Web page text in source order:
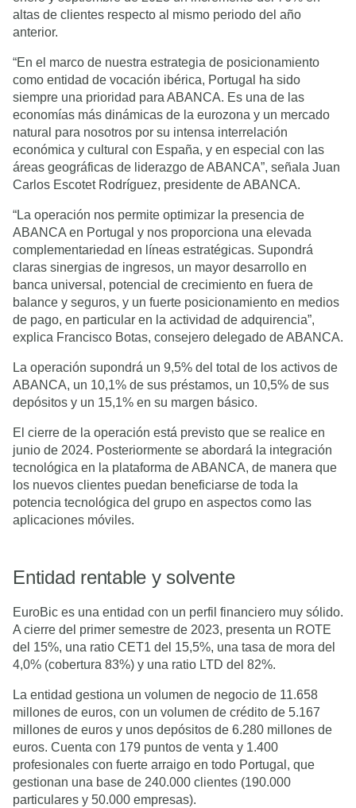
altas de clientes respecto al mismo periodo del año
anterior.
“En el marco de nuestra estrategia de posicionamiento
como entidad de vocación ibérica, Portugal ha sido
siempre una prioridad para ABANCA. Es una de las
economías más dinámicas de la eurozona y un mercado
natural para nosotros por su intensa interrelación
económica y cultural con España, y en especial con las
áreas geográficas de liderazgo de ABANCA”, señala Juan
Carlos Escotet Rodríguez, presidente de ABANCA.
“La operación nos permite optimizar la presencia de
ABANCA en Portugal y nos proporciona una elevada
complementariedad en líneas estratégicas. Supondrá
claras sinergias de ingresos, un mayor desarrollo en
banca universal, potencial de crecimiento en fuera de
balance y seguros, y un fuerte posicionamiento en medios
de pago, en particular en la actividad de adquirencia”,
explica Francisco Botas, consejero delegado de ABANCA.
La operación supondrá un 9,5% del total de los activos de
ABANCA, un 10,1% de sus préstamos, un 10,5% de sus
depósitos y un 15,1% en su margen básico.
El cierre de la operación está previsto que se realice en
junio de 2024. Posteriormente se abordará la integración
tecnológica en la plataforma de ABANCA, de manera que
los nuevos clientes puedan beneficiarse de toda la
potencia tecnológica del grupo en aspectos como las
aplicaciones móviles.
Entidad rentable y solvente
EuroBic es una entidad con un perfil financiero muy sólido.
A cierre del primer semestre de 2023, presenta un ROTE
del 15%, una ratio CET1 del 15,5%, una tasa de mora del
4,0% (cobertura 83%) y una ratio LTD del 82%.
La entidad gestiona un volumen de negocio de 11.658
millones de euros, con un volumen de crédito de 5.167
millones de euros y unos depósitos de 6.280 millones de
euros. Cuenta con 179 puntos de venta y 1.400
profesionales con fuerte arraigo en todo Portugal, que
gestionan una base de 240.000 clientes (190.000
particulares y 50.000 empresas).